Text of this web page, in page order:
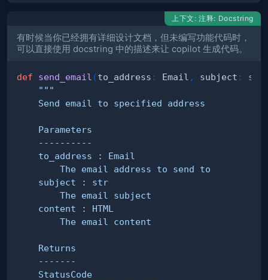
上下文: 注释: Docstring
有时候当你已经拥有详细设计文档，但未编写功能代码时，
可以直接使用 docstring 中的描述来让 copilot 生成代码。
def send_email (to_address : Email , subject : str